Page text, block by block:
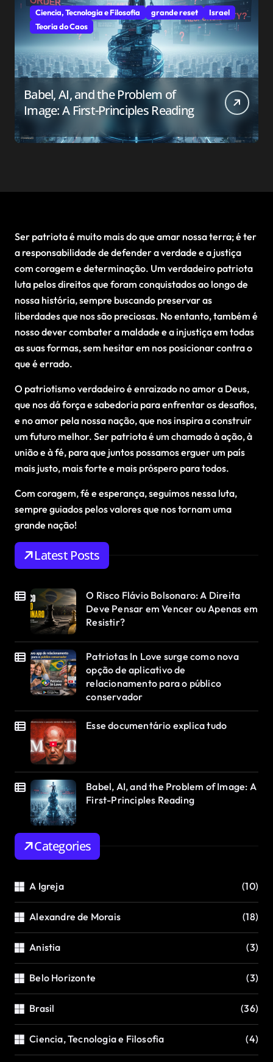
Ciencia, Tecnologia e Filosofia grande reset
Israel
Teoria do Caos
Babel, AI, and the Problem of
Image: A First-Principles Reading
Ser patriota é muito mais do que amar nossa terra; é ter
a responsabilidade de defender a verdade e a justiça
com coragem e determinação. Um verdadeiro patriota
luta pelos direitos que foram conquistados ao longo de
nossa história, sempre buscando preservar as
liberdades que nos são preciosas. No entanto, também é
nosso dever combater a maldade e a injustiça em todas
as suas formas, sem hesitar em nos posicionar contra o
que é errado.
O patriotismo verdadeiro é enraizado no amor a Deus,
que nos dá força e sabedoria para enfrentar os desafios,
e no amor pela nossa nação, que nos inspira a construir
um futuro melhor. Ser patriota é um chamado à ação, à
união e à fé, para que juntos possamos erguer um país
mais justo, mais forte e mais próspero para todos.
Com coragem, fé e esperança, seguimos nessa luta,
sempre guiados pelos valores que nos tornam uma
grande nação!
Latest Posts
O Risco Flávio Bolsonaro: A Direita
Deve Pensar em Vencer ou Apenas em
Resistir?
Patriotas In Love surge como nova
opção de aplicativo de
relacionamento para o público
conservador
Esse documentário explica tudo
Babel, AI, and the Problem of Image: A
First-Principles Reading
Categories
A Igreja (10)
Alexandre de Morais (18)
Anistia (3)
Belo Horizonte (3)
Brasil (36)
Ciencia, Tecnologia e Filosofia (4)